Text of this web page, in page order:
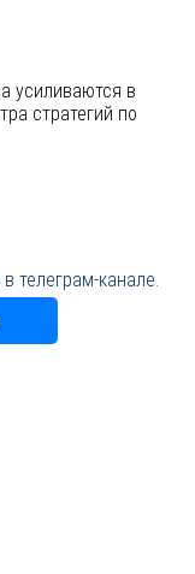
усиливаются в
стратегий по
телеграм-канале.